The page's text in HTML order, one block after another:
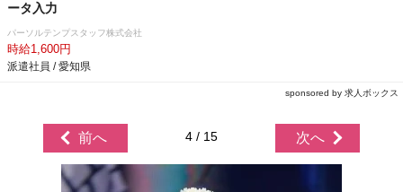
ータ入力
パーソルテンプスタッフ株式会社
時給1,600円
派遣社員 / 愛知県
sponsored by 求人ボックス
前へ 4 / 15 次へ